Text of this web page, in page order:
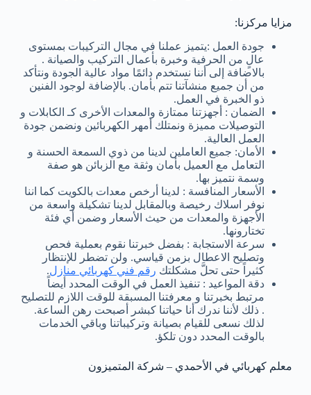
مزايا مركزنا:
جودة العمل :يتميز عملنا في مجال التركيبات بمستوى
عالٍ من الحرفية وخبرة بأعمال التركيب والصيانة .
بالاضافة إلى أننا نستخدم دائمًا مواد عالية الجودة ونتأكد
من أن جميع منشآتنا تتم بأمان. بالإضافة لوجود الفنين
ذو الخبرة في العمل.
الضمان : أجهزتنا ممتازة والمعدات الأخرى كـ الكابلات و
التوصيلات مميزة ونمتلك أمهر الكهربائين ونضمن جودة
العمل العالية.
الأمان: جميع العاملين لدينا من ذوي السمعة الحسنة و
التعامل مع العميل بأمان وثقة مع الزبائن هو صفة
وسمة نتميز بها.
الأسعار المنافسة : لدينا أرخص معدات بالكويت كما اننا
نوفر اسلاك رخيصة وبالمقابل لدينا تشكيلة واسعة من
الأجهزة والمعدات من حيث الأسعار وضمن أي فئة
تختارونها.
سرعة الاستجابة : بفضل خبرتنا نقوم بعملية فحص
وتصليح الاعطال بزمن قياسي. ولن تضطر للإنتظار
كثيراً حتى تحلَّ مشكلتك رقم فني كهربائي منازل.
دقة المواعيد : تنفيذ العمل في الوقت المحدد أيضاً
مرتبط بخبرتنا و معرفتنا المسبقة للوقت اللازم للتصليح
. ذلك لأننا ندرك أنا حياتنا كبشر أصبحت رهن الساعة.
لذلك نسعى للقيام بصيانة وتركيباتنا وباقي الخدمات
بالوقت المحدد دون تلكؤ.
معلم كهربائي في الأحمدي – شركة المتميزون